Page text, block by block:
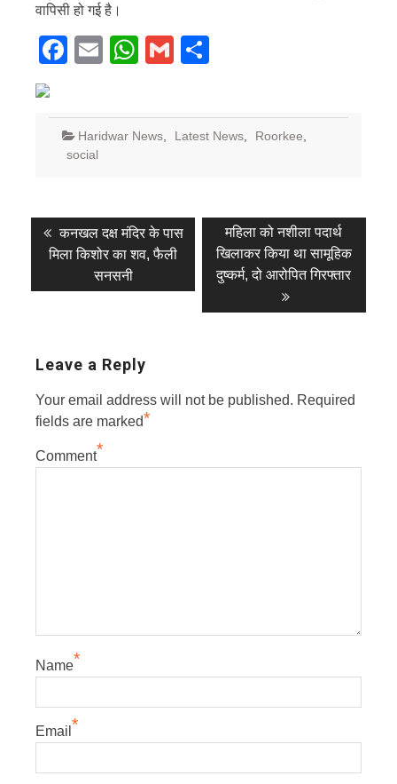
वापिसी हो गई है।
Facebook
EmailWhatsApp
Gmail
Haridwar News Latest News Roorkee
social
Post
navigation
Previous
post:
कनखल दक्ष मंदिर के पास
मिला किशोर का शव, फैली
सनसनी
Next
post:
महिला को नशीला पदार्थ
खिलाकर किया था सामूहिक
दुष्कर्म, दो आरोपित गिरफ्तार
Leave a Reply
Your email address will not be published. Required
fields are marked*
Comment*
Name*
Email *